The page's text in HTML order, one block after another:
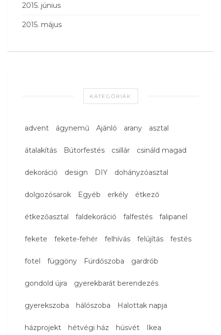
2015. június
2015. május
KATEGÓRIÁK
advent ágynemű Ajánló arany asztal
átalakítás Bútorfestés csillár csináld magad
dekoráció design DIY dohányzóasztal
dolgozósarok Egyéb erkély étkező
étkezőasztal faldekoráció falfestés falipanel
fekete fekete-fehér felhívás felújítás festés
fotel függöny Fürdőszoba gardrób
gondold újra gyerekbarát berendezés
gyerekszoba hálószoba Halottak napja
házprojekt hétvégi ház húsvét Ikea